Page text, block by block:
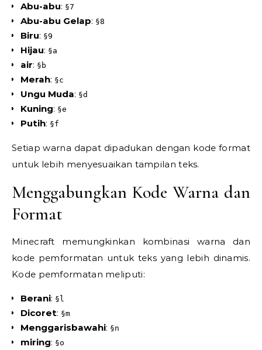
Abu-abu: §7
Abu-abu Gelap: §8
Biru: §9
Hijau: §a
air: §b
Merah: §c
Ungu Muda: §d
Kuning: §e
Putih: §f
Setiap warna dapat dipadukan dengan kode format
untuk lebih menyesuaikan tampilan teks.
Menggabungkan Kode Warna dan
Format
Minecraft memungkinkan kombinasi warna dan
kode pemformatan untuk teks yang lebih dinamis.
Kode pemformatan meliputi:
Berani: §l
Dicoret: §m
Menggarisbawahi: §n
miring: §o